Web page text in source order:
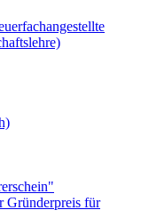
Gründerpreis für